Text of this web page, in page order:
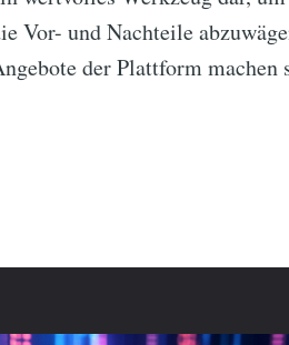
Vor- und Nachteile
der Plattform